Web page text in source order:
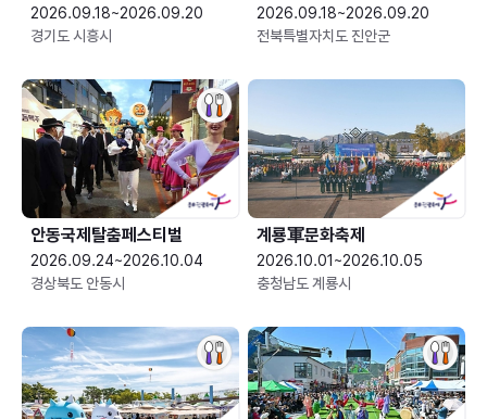
2026.09.18~2026.09.20
경기도 시흥시
2026.09.18~2026.09.20
전북특별자치도 진안군
안동국제탈춤페스티벌
2026.09.24~2026.10.04
경상북도 안동시
2026.10.01~2026.10.05
충청남도 계룡시